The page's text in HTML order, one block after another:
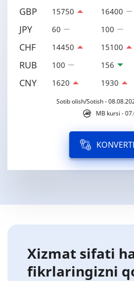
GBP 15750 16400
JPY 60 100
CHF 14450 15100
RUB 100 156
CNY 1620 1930
Sotib olish/Sotish -
MB kursi -
Xizmat sifati
fikrlaringizni